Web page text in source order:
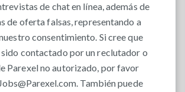
de chat en línea, además de
de oferta falsas, representando a
consentimiento. Si cree que
contactado por un reclutador o
Parexel no autorizado, por favor
Jobs@Parexel.com. También puede